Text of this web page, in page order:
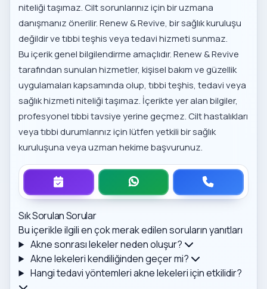
niteliği taşımaz. Cilt sorunlarınız için bir uzmana
danışmanız önerilir. Renew & Revive, bir sağlık kuruluşu
değildir ve tıbbi teşhis veya tedavi hizmeti sunmaz.
Bu içerik genel bilgilendirme amaçlıdır. Renew & Revive
tarafından sunulan hizmetler, kişisel bakım ve güzellik
uygulamaları kapsamında olup, tıbbi teşhis, tedavi veya
sağlık hizmeti niteliği taşımaz. İçerikte yer alan bilgiler,
profesyonel tıbbi tavsiye yerine geçmez. Cilt hastalıkları
veya tıbbi durumlarınız için lütfen yetkili bir sağlık
kuruluşuna veya uzman hekime başvurunuz.
Sık Sorulan Sorular
Bu içerikle ilgili en çok merak edilen soruların yanıtları
Akne sonrası lekeler neden oluşur?
Akne lekeleri kendiliğinden geçer mi?
Hangi tedavi yöntemleri akne lekeleri için etkilidir?